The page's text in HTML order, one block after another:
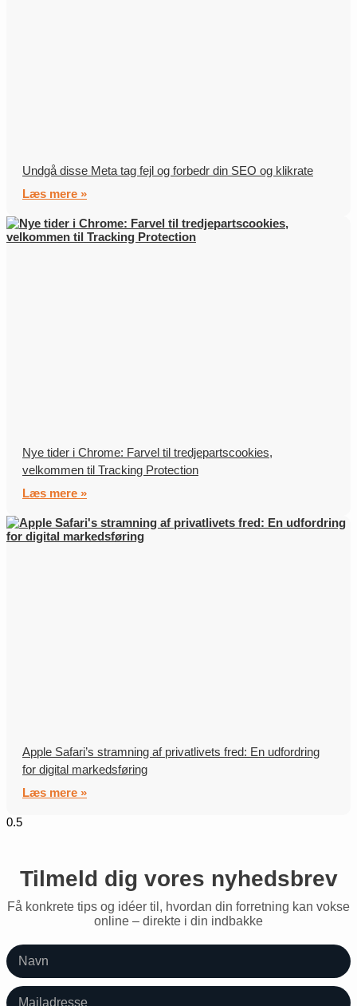
Undgå disse Meta tag fejl og forbedr din SEO og klikrate
Læs mere »
Nye tider i Chrome: Farvel til tredjepartscookies,
velkommen til Tracking Protection
Læs mere »
Apple Safari’s stramning af privatlivets fred: En udfordring
for digital markedsføring
Læs mere »
Tilmeld dig vores nyhedsbrev
Få konkrete tips og idéer til, hvordan din forretning kan vokse
online – direkte i din indbakke